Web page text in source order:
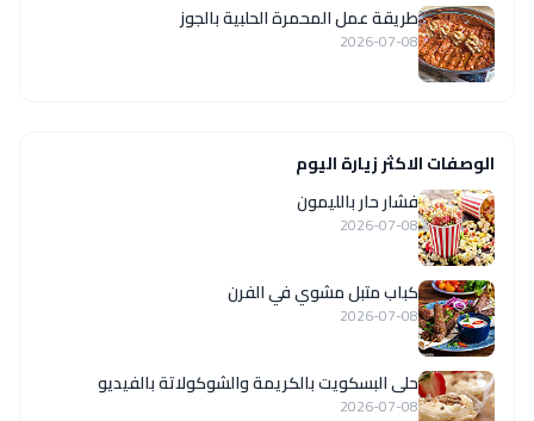
طريقة عمل المحمرة الحلبية بالجوز
2026-07-08
الوصفات الاكثر زيارة اليوم
فشار حار بالليمون
2026-07-08
كباب متبل مشوي في الفرن
2026-07-08
حلى البسكويت بالكريمة والشوكولاتة بالفيديو
2026-07-08